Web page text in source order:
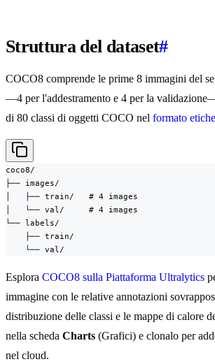
Struttura del dataset#
COCO8 comprende le prime 8 immagini del
—4 per l'addestramento e 4 per la
di 80 classi di oggetti COCO nel formato
coco8/
├── images/
│   ├── train/   # 4 images
│   └── val/     # 4 images
└── labels/
    ├── train/
    └── val/
Esplora COCO8 sulla Piattaforma Ultralytics
immagine con le relative annotazioni
distribuzione delle classi e le mappe di calore
nella scheda Charts (Grafici) e clonalo per
nel cloud.